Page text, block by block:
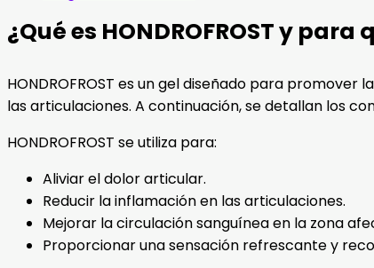
¿Qué es HONDROFROST y para
HONDROFROST es un gel diseñado para
las articulaciones. A continuación, se detallan los
HONDROFROST se utiliza para:
Aliviar el dolor articular.
Reducir la inflamación en las articulaciones.
Mejorar la circulación sanguínea en la zona
Proporcionar una sensación refrescante y